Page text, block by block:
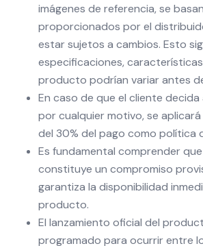
imágenes de referencia, se
proporcionados por el
estar sujetos a cambios. Esto
especificaciones,
producto podrían variar antes
En caso de que el cliente decida
por cualquier motivo, se
del 30% del pago como política
Es fundamental comprender
constituye un compromiso
garantiza la disponibilidad
producto.
El lanzamiento oficial del
programado para ocurrir entre